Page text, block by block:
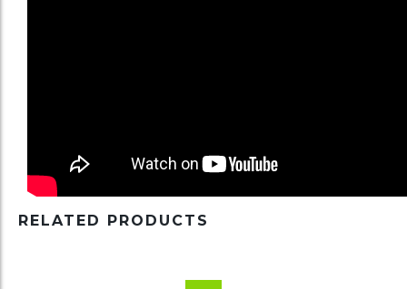
RELATED PRODUCTS